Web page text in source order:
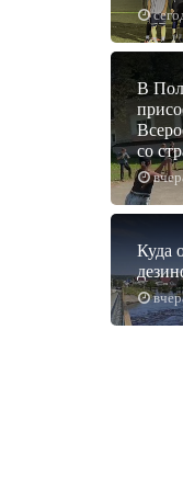
В
со
Куда